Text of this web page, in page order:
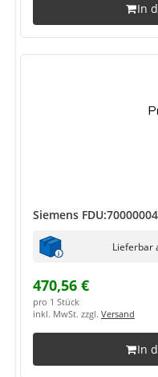
In
Siemens
Lieferbar
470,56 €
pro 1 Stück
inkl. MwSt. zzgl. Versand
In